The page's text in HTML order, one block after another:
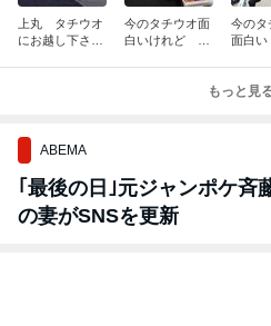
上丸 タチウオ
にお越し下さる
今のタチウオ面
白いけれど 驚
今の
面白い
もっと見
ABEMA
｢最後の日｣元ジャンポケ斉
の妻がSNSを更新